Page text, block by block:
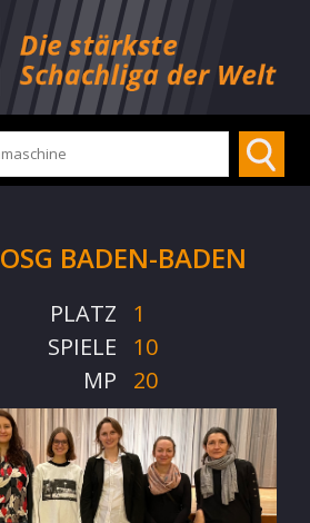
OSG BADEN-BADEN
PLATZ
1
SPIELE
10
MP
20